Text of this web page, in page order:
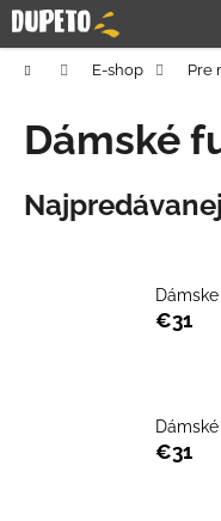
Prejsť
na
obsah
DomovE-shop Pre
Dámské
€31
€31
K
o
Č
o
p
o